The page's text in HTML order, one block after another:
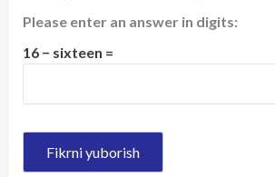
Please enter an answer in digits:
16 − sixteen =